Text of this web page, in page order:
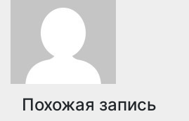
записям
Похожая запись